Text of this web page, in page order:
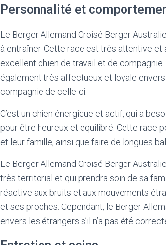
Personnalité et
Le Berger Allemand Croisé Berger
à entraîner. Cette race est très attentive
excellent chien de travail et de
également très affectueux et loyale
compagnie de celle-ci.
C’est un chien énergique et actif, qui a
pour être heureux et équilibré. Cette race
et leur famille, ainsi que faire de longues
Le Berger Allemand Croisé Berger
très territorial et qui prendra soin de sa
réactive aux bruits et aux mouvements
et ses proches. Cependant, le Berger
envers les étrangers s’il n’a pas été